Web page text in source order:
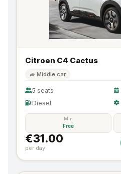
Citroen C4 Cactus
🚙 Middle car
5 seats
Diesel
Min
Free
€31.00
per day